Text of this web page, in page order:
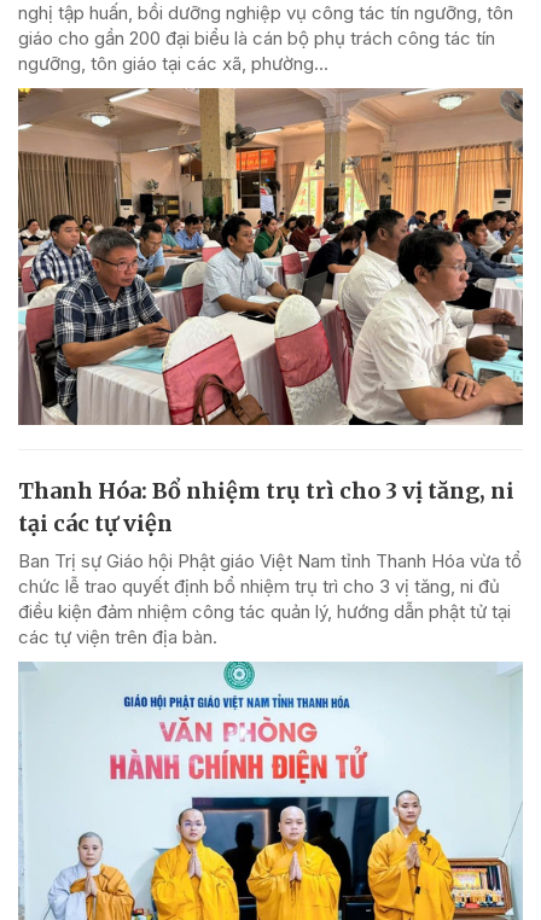
nghị tập huấn, bồi dưỡng nghiệp vụ công tác tín ngưỡng, tôn
giáo cho gần 200 đại biểu là cán bộ phụ trách công tác tín
ngưỡng, tôn giáo tại các xã, phường...
Thanh Hóa: Bổ nhiệm trụ trì cho 3 vị tăng, ni
tại các tự viện
Ban Trị sự Giáo hội Phật giáo Việt Nam tỉnh Thanh Hóa vừa tổ
chức lễ trao quyết định bổ nhiệm trụ trì cho 3 vị tăng, ni đủ
điều kiện đảm nhiệm công tác quản lý, hướng dẫn phật tử tại
các tự viện trên địa bàn.